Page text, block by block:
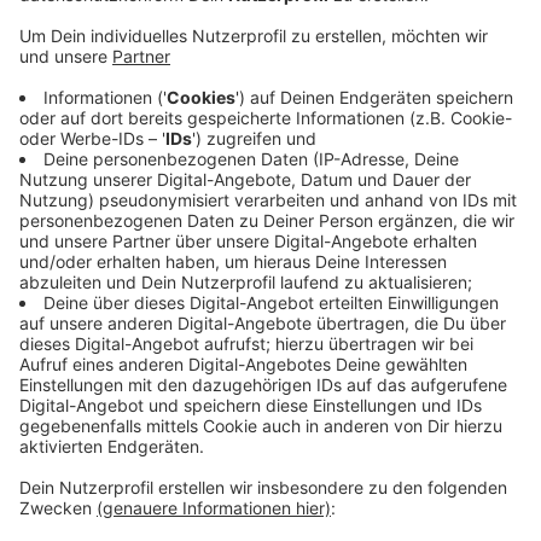
Rüde in Bocholt entlaufen
Anzeige
Michel aus Bochlt vermisst seinen Hund seit
Montagmorgen (19.04.) 05.30 Uhr. Die eine
Gesichtshälfte ist schwarz, die andere weiß grau und
er trägt noch Geschirr.
Wenn Ihr etwas gesehen habt, meldet Euch bitte bei
Michel unter der015756612962 oderper Mail.
Anzeige